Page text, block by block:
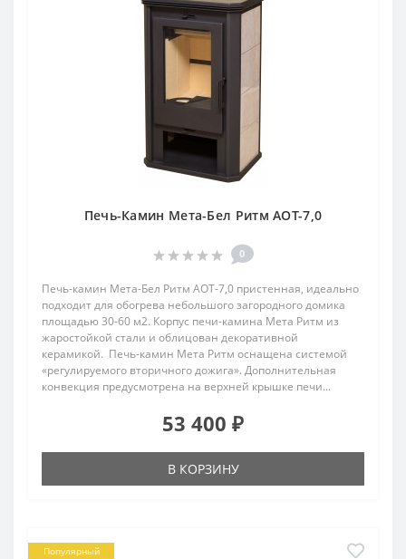
Печь-Камин Мета-Бел Ритм АОТ-7,0
0
Печь-камин Мета-Бел Ритм АОТ-7,0 пристенная, идеально
подходит для обогрева небольшого загородного домика
площадью 30-60 м2. Корпус печи-камина Мета Ритм из
жаростойкой стали и облицован декоративной
керамикой. Печь-камин Мета Ритм оснащена системой
«регулируемого вторичного дожига». Дополнительная
конвекция предусмотрена на верхней крышке печи...
53 400 ₽
В КОРЗИНУ
Популярный